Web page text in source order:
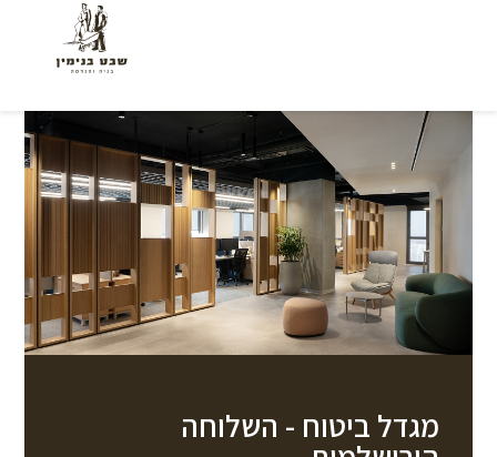
מגדל ביטוח - השלוחה